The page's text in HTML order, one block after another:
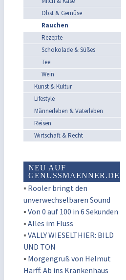
Obst & Gemüse
Rauchen
Rezepte
Schokolade & Süßes
Tee
Wein
Kunst & Kultur
Lifestyle
Männerleben & Vaterleben
Reisen
Wirtschaft & Recht
NEU AUF
GENUSSMAENNER.DE
▪ Rooler bringt den
unverwechselbaren Sound
▪ Von 0 auf 100 in 6 Sekunden
▪ Alles im Fluss
▪ VALLY WIESELTHIER: BILD
UND TON
▪ Morgengruß von Helmut
Harff: Ab ins Krankenhaus